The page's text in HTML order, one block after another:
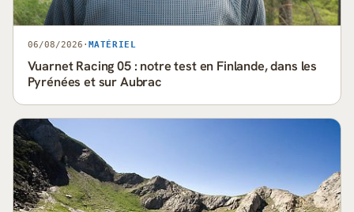
06/08/2026 · MATÉRIEL
Vuarnet Racing 05 : notre test en Finlande, dans les
Pyrénées et sur Aubrac